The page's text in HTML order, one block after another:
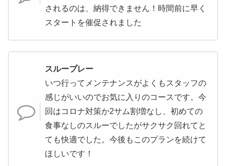
されるのは、納得できません！時間前に早く
スタートを催促されました
スループレー
いつ行ってメンテナンスがよくもスタッフの
感じがいいのでお気に入りのコースです。今
回はコロナ対策か2サム割増なし、初めての
食事なしのスルーでしたがサクサク回れてと
ても快適でした。今後もこのプランを続けて
ほしいです！